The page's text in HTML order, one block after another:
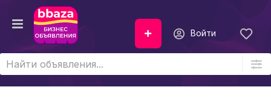
Войти